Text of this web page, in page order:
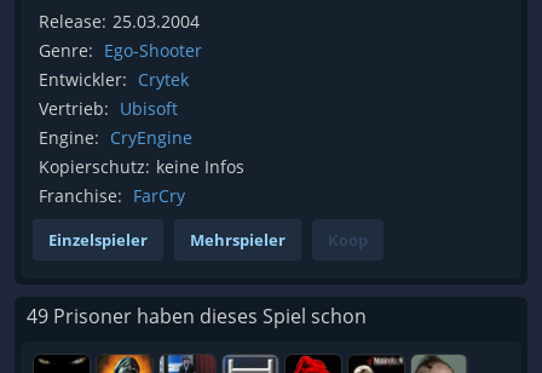
Release: 25.03.2004
Genre: Ego-Shooter
Entwickler: Crytek
Vertrieb: Ubisoft
Engine: CryEngine
Kopierschutz: keine Infos
Franchise: FarCry
Einzelspieler Mehrspieler Koop
49 Prisoner haben dieses Spiel schon